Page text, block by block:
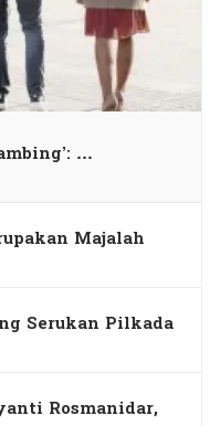
…
Majalah
Serukan Pilkada
Rosmanidar,